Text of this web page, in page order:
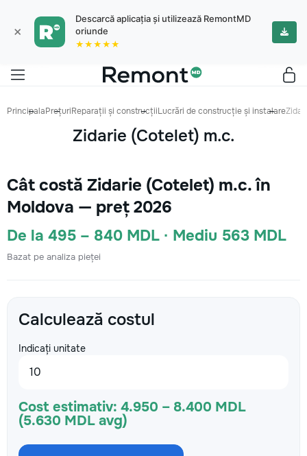
×
Descarcă aplicația și utilizează RemontMD
oriunde
★★★★★
PrincipalaPrețuriReparații și construcțiiLucrări de construcție și instalare
Zidarie (Cotelet) m.c.
Cât costă Zidarie (Cotelet) m.c. în
Moldova — preț 2026
De la 495 – 840 MDL · Mediu 563 MDL
Bazat pe analiza pieței
Calculează costul
Indicați unitate
Cost estimativ: 4.950 – 8.400 MDL
(5.630 MDL avg)